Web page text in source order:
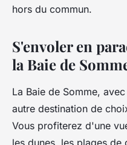
hors du commun.
S'envoler en
la Baie de
La Baie de Somme,
autre destination de
Vous profiterez d'une